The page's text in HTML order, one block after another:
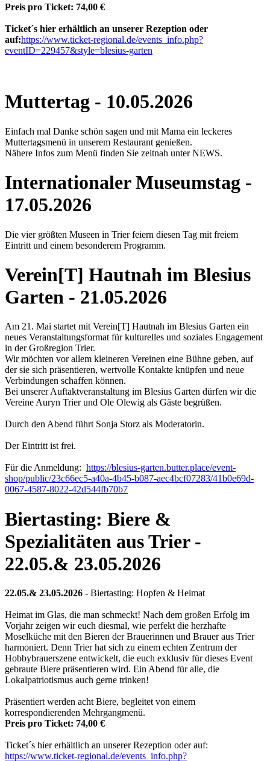
Preis pro Ticket: 74,00 €
Ticket´s hier erhältlich an unserer Rezeption oder
auf:https://www.ticket-regional.de/events_info.php?
eventID=229457&style=blesius-garten
Muttertag - 10.05.2026
Einfach mal Danke schön sagen und mit Mama ein leckeres
Muttertagsmenü in unserem Restaurant genießen.
Nähere Infos zum Menü finden Sie zeitnah unter NEWS.
Internationaler Museumstag -
17.05.2026
Die vier größten Museen in Trier feiern diesen Tag mit freiem
Eintritt und einem besonderem Programm.
Verein[T] Hautnah im Blesius
Garten - 21.05.2026
Am 21. Mai startet mit Verein[T] Hautnah im Blesius Garten ein
neues Veranstaltungsformat für kulturelles und soziales Engagement
in der Großregion Trier.
Wir möchten vor allem kleineren Vereinen eine Bühne geben, auf
der sie sich präsentieren, wertvolle Kontakte knüpfen und neue
Verbindungen schaffen können.
Bei unserer Auftaktveranstaltung im Blesius Garten dürfen wir die
Vereine Auryn Trier und Ole Olewig als Gäste begrüßen.
Durch den Abend führt Sonja Storz als Moderatorin.
Der Eintritt ist frei.
Für die Anmeldung: https://blesius-garten.butter.place/event-
shop/public/23c66ec5-a40a-4b45-b087-aec4bcf07283/41b0e69d-
0067-4587-8022-42d544fb70b7
Biertasting: Biere &
Spezialitäten aus Trier -
22.05.& 23.05.2026
22.05.& 23.05.2026 - Biertasting: Hopfen & Heimat
Heimat im Glas, die man schmeckt! Nach dem großen Erfolg im
Vorjahr zeigen wir euch diesmal, wie perfekt die herzhafte
Moselküche mit den Bieren der Brauerinnen und Brauer aus Trier
harmoniert. Denn Trier hat sich zu einem echten Zentrum der
Hobbybrauerszene entwickelt, die euch exklusiv für dieses Event
gebraute Biere präsentieren wird. Ein Abend für alle, die
Lokalpatriotismus auch gerne trinken!
Präsentiert werden acht Biere, begleitet von einem
korrespondierenden Mehrgangmenü.
Preis pro Ticket: 74,00 €
Ticket´s hier erhältlich an unserer Rezeption oder auf:
https://www.ticket-regional.de/events_info.php?